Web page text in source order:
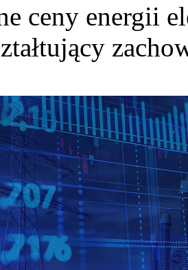
ceny energii